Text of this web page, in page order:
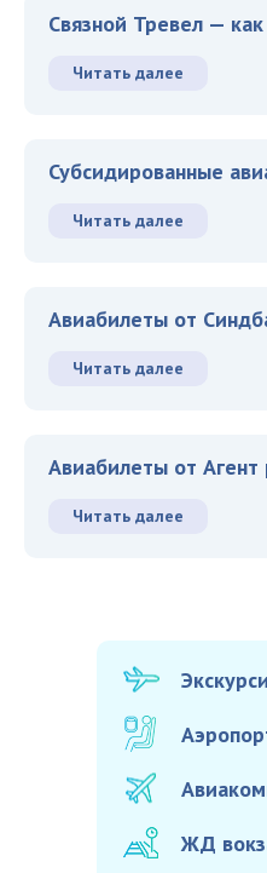
Связной Тревел —
Читать далее
Субсидированные
Читать далее
Авиабилеты от
Читать далее
Авиабилеты от Агент
Читать далее
ЖД